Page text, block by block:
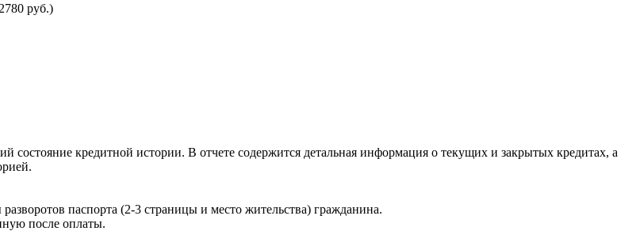
руб.)
кредитной истории. В отчете содержится детальная информация о текущих и закрытых кредитах, а
паспорта (2-3 страницы и место жительства) гражданина.
после оплаты.